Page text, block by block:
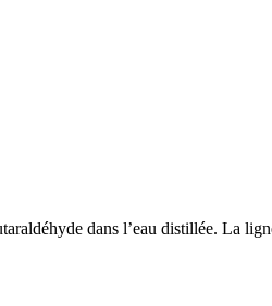
dans l’eau distillée. La